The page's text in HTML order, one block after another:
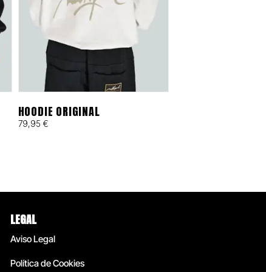
HOODIE ORIGINAL
79,95 €
LEGAL
Aviso Legal
Política de Cookies